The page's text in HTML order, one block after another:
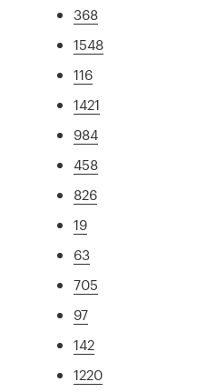
368
1548
116
1421
984
458
826
19
63
705
97
142
1220